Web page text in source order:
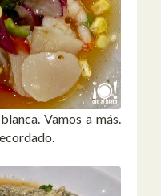
Vamos a más.